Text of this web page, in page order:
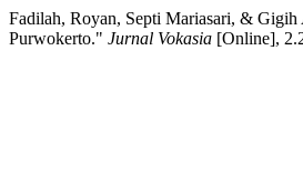
Fadilah, Royan, Septi Mariasari, & Gigih
Purwokerto." Jurnal Vokasia [Online],